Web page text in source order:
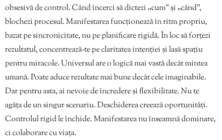
obsesivă de control. Când încerci să dictezi „cum” și „când”,
blochezi procesul. Manifestarea funcționează în ritm propriu,
bazat pe sincronicitate, nu pe planificare rigidă. În loc să forțezi
rezultatul, concentrează-te pe claritatea intenției și lasă spațiu
pentru miracole. Universul are o logică mai vastă decât mintea
umană. Poate aduce rezultate mai bune decât cele imaginabile.
Dar pentru asta, ai nevoie de încredere și flexibilitate. Nu te
agăța de un singur scenariu. Deschiderea creează oportunități.
Controlul rigid le închide. Manifestarea nu înseamnă dominare,
ci colaborare cu viața.